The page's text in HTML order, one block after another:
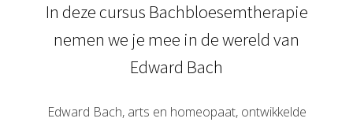
In deze cursus Bachbloesemtherapie
nemen we je mee in de wereld van
Edward Bach
Edward Bach, arts en homeopaat, ontwikkelde